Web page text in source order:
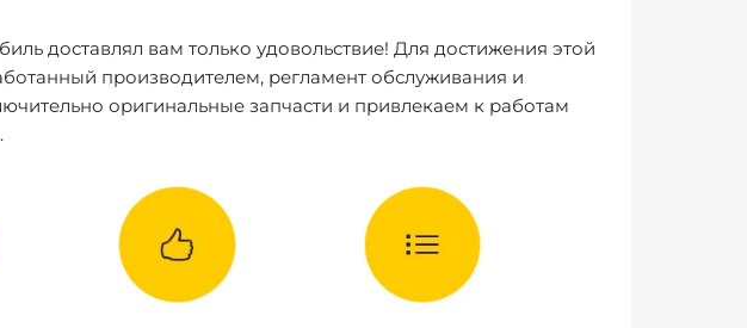
доставлял вам только удовольствие! Для достижения этой
производителем, регламент обслуживания и
оригинальные запчасти и привлекаем к работам